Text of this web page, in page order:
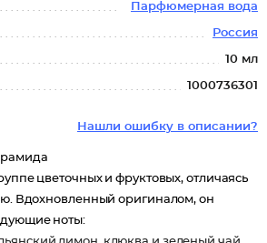
Парфюмерная вода
Россия
10 мл
1000736301
Нашли ошибку в описании?
цветочных и фруктовых, отличаясь
Вдохновленный оригиналом, он
ноты: